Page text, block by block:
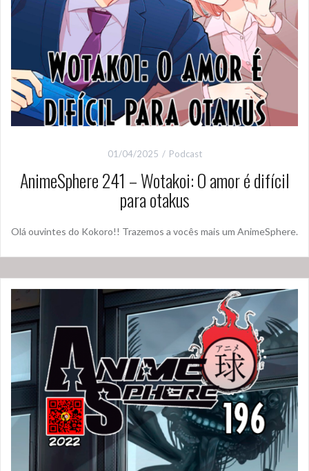
01/04/2025 Podcast
AnimeSphere 241 – Wotakoi: O amor é difícil
para otakus
Olá ouvintes do Kokoro!! Trazemos a vocês mais um AnimeSphere.